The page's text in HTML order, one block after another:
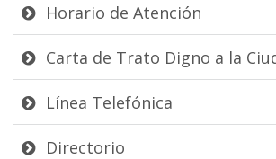
Horario de Atención
Carta de Trato Digno a la
Línea Telefónica
Directorio